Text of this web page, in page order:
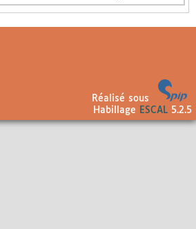
Réalisé sous
Habillage
ESCAL5.2.5